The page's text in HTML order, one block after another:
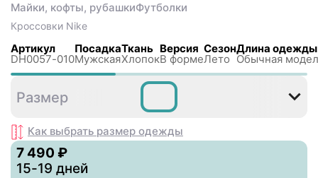
Майки, кофты, рубашкиФутболки
Кроссовки Nike
Артикул
DH0057-010
Посадка
Мужская
Ткань
Хлопок
Версия
В форме
Сезон
Лето
Длина одежды
Обычная
Размер
Как выбрать размер одежды
7 490 ₽
15-19 дней